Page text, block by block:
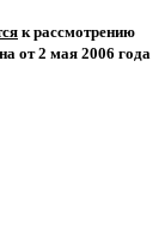
к рассмотрению
от 2 мая 2006 года